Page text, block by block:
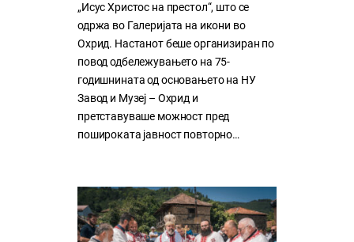
„Исус Христос на престол“, што се
одржа во Галеријата на икони во
Охрид. Настанот беше организиран по
повод одбележувањето на 75-
годишнината од основањето на НУ
Завод и Музеј – Охрид и
претставуваше можност пред
пошироката јавност повторно…